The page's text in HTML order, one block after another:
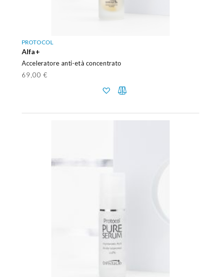
PROTOCOL
Alfa+
Acceleratore anti-età concentrato
69,00 €